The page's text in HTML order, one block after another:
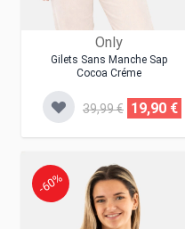
Only
Gilets Sans Manche Sap
Cocoa Créme
39,99 € 19,90 €
-60%